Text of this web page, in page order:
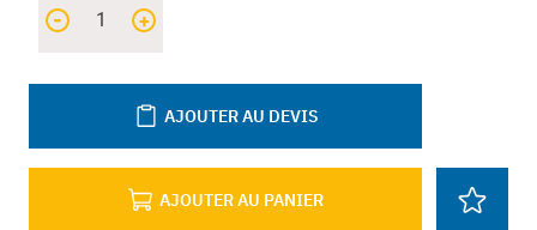
+
-
AJOUTER AU PANIER
AJOUTER AU DEVIS